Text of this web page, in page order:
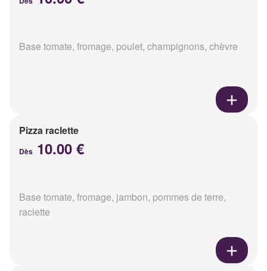
Base tomate, fromage, poulet, champignons, chèvre
Pizza raclette
Dès 10.00 €
Base tomate, fromage, jambon, pommes de terre,
raclette